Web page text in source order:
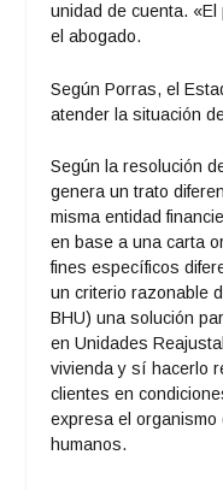
unidad de cuenta.
el abogado.
Según Porras, el
atender la situación
Según la resolución
genera un trato
misma entidad
en base a una carta
fines específicos
un criterio razonable
BHU) una solución
en Unidades
vivienda y sí hacerlo
clientes en
expresa el
humanos.